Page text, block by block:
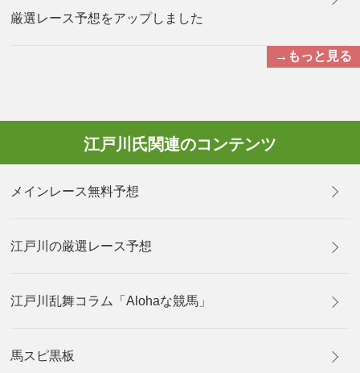
厳選レース予想をアップしました
→もっと見る
江戸川氏関連のコンテンツ
メインレース無料予想
江戸川の厳選レース予想
江戸川乱舞コラム「Alohaな競馬」
馬スピ黒板